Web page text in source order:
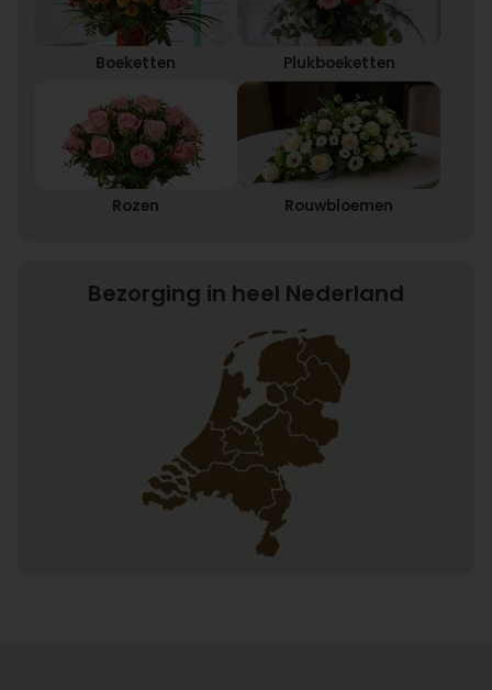
Boeketten Plukboeketten
Rozen Rouwbloemen
Bezorging in heel Nederland